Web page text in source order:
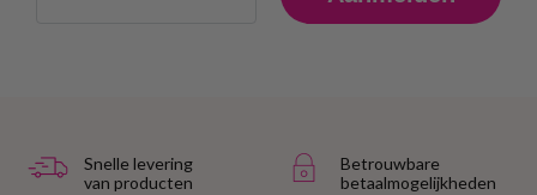
Snelle levering
van producten
Betrouwbare
betaalmogelijkheden